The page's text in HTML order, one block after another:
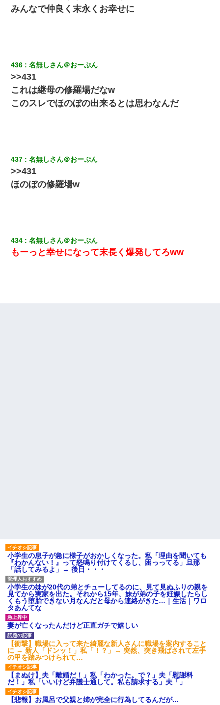
→笑いが止まらなくなり・・・
【衝撃】女友達から行為中に告白されてOKした結果
嫁が弁護士を連れてきて「悪いと思うなら慰謝料を払って離婚し
ろ」→ 俺「完全に恐喝になってますね」「お前、これが詐欺だっ
て知ってる？」
22歳の頃、父に36歳の男性とお見合いをしてくれと頼まれた。父
の親会社の経営者の息子さんだったので、父も喜んで私の写真を
送ったんだが→
さっき嫁から、「愛しています」ってメールが届いた。俺も「愛
してます」って送ったら
今日夫の実家に泊ったんだけど、朝起きたら股間がなんかモッコ
リしてた
彼女(37)の情欲がえげつない件ｗｗｗｗｗｗｗ
17年飼っていた犬が亡くなった。鼻水垂らし嗚咽する私に、猫が
近づいて頭突きをしてきて…
10年ほど前、息子がまだ年中だった時に離婚したんだけど、一昨
年の暮れに突然息子が職場を訪ねてきた。
みんなで仲良く末永くお幸せに
436 名無しさん＠おーぷん
>>431
これは継母の修羅場だなw
このスレでほのぼの出来るとは思わなんだ
437 名無しさん＠おーぷん
>>431
ほのぼの修羅場w
434 名無しさん＠おーぷん
もーっと幸せになって末長く爆発してろww
小学生の息子が急に様子がおかしくなった。私「理由を聞いても
『わかんない！』って怒鳴り付けてくるし、困っってる」旦那
「話してみるよ」→ 後日・・・
小学生の妹が20代の弟とチューしてるのに、見て見ぬふりの親を
見てから実家を出た。それから15年、妹が弟の子を妊娠したらし
くもう堕胎できない月なんだと母から連絡がきた…｜生活｜ワロ
タあんてな
妻が亡くなったんだけど正直ガチで嬉しい
【衝撃】職場に入って来た綺麗な新人さんに職場を案内すること
に → 新人「ドンッ！」私「！？」→ 突然、突き飛ばされて左手
の甲を踏みつけられて…
【まぬけ】夫「離婚だ！」私「わかった。で？」夫「慰謝料
だ！」私「いいけど弁護士通して。私も請求する」夫「」
【悲報】お風呂で父親と姉が完全に行為してるんだが...